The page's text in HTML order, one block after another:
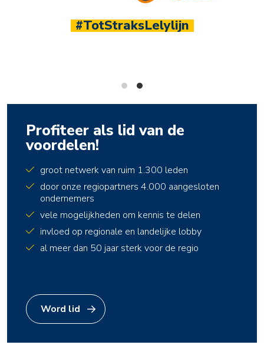
1.100+ leden
Profiteer als lid van de
voordelen!
groot netwerk van ruim 1.300 leden
door onze regiopartners 4.000 aangesloten
ondernemers
vele mogelijkheden om kennis te delen
invloed op regionale en landelijke lobby
al meer dan 50 jaar sterk voor de regio
Word lid